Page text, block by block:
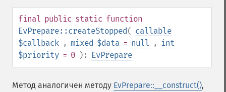
final public static function
EvPrepare::createStopped( callable
$callback , mixed $data = null ,
int
$priority = 0 ): EvPrepare
Метод аналогичен методу EvPrepare::__construct(),